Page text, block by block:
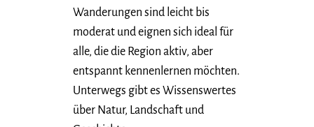
Wanderungen sind leicht bis
moderat und eignen sich ideal für
alle, die die Region aktiv, aber
entspannt kennenlernen möchten.
Unterwegs gibt es Wissenswertes
über Natur, Landschaft und